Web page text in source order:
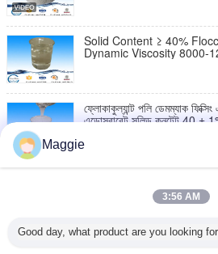
Solid Content ≥ 40%
Dynamic Viscosity 8000-
ফ্লোকাকুল্যান্ট পলি ডেমম্যাক ফিক্সিং
এডোসবারেন্ট সলিড কনটেন্ট 40 ±
সলিড কন্টেন্ট 40 ± 1%
ক্যাটিক্যাল অ্যাক্টিভেটেড-
Maggie
3:56 AM
Good day, what product are you looking